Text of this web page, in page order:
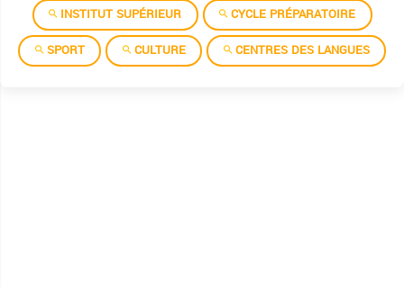
INSTITUT SUPÉRIEUR
CYCLE PRÉPARATOIRE
SPORT
CULTURE CENTRES DES LANGUES